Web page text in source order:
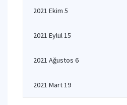
2021 Ekim 5
2021 Eylül 15
2021 Ağustos 6
2021 Mart 19